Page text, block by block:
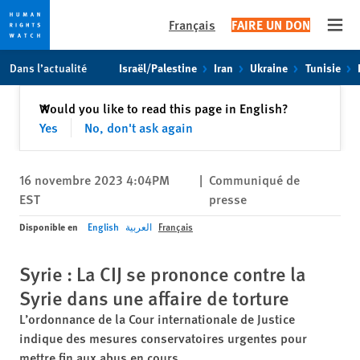
toto
content
Français FAIRE UN DON
Dans l’actualité Israël/Palestine Iran Ukraine Tunisie
Would you like to read this page in English?
Yes
No, don't ask again
✕Fermer
16 novembre 2023 4:04PM
EST
| Communiqué de
presse
Disponible en English العربية Français
Syrie : La CIJ se prononce contre la
Syrie dans une affaire de torture
L’ordonnance de la Cour internationale de Justice
indique des mesures conservatoires urgentes pour